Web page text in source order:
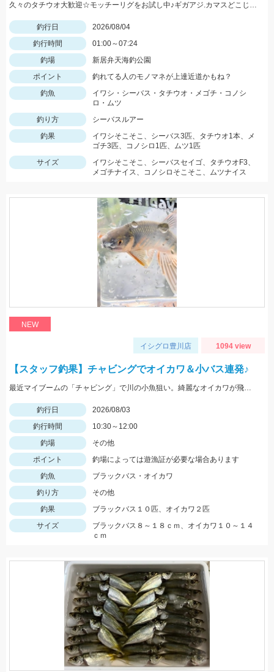
久々のタチウオ大歓迎☆モッチーリグをお試し中♪ギガアジ.カマスどこじゃ？
釣行日
2026/08/04
釣行時間
01:00～07:24
釣場
新居弁天海釣公園
ポイント
釣れてる人のモノマネが上達近道かもね？
釣魚
イワシ・シーバス・タチウオ・メゴチ・コノシ
ロ・ムツ
釣り方
シーバスルアー
釣果
イワシそこそこ、シーバス3匹、タチウオ1本、メ
ゴチ3匹、コノシロ1匹、ムツ1匹
サイズ
イワシそこそこ、シーバスセイゴ、タチウオF3、
メゴチナイス、コノシロそこそこ、ムツナイス
NEW
イシグロ豊川店 1094 view
【スタッフ釣果】チャビングでオイカワ＆小バス連発♪
最近マイブームの「チャビング」で川の小魚狙い。綺麗なオイカワが飛び出しました♪途中からはブラックバスの子供がスプーンやスピナーに連続ヒットしてきました。
釣行日
2026/08/03
釣行時間
10:30～12:00
釣場
その他
ポイント
釣場によっては遊漁証が必要な場合あります
釣魚
ブラックバス・オイカワ
釣り方
その他
釣果
ブラックバス１０匹、オイカワ２匹
サイズ
ブラックバス８～１８ｃｍ、オイカワ１０～１４
ｃｍ